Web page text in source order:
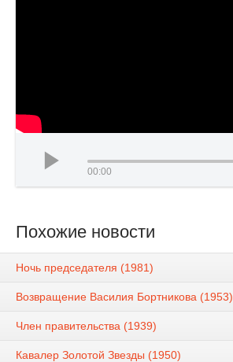
00:00
Похожие новости
Ночь председателя (1981)
Возвращение Василия Бортникова (1953)
Член правительства (1939)
Кавалер Золотой Звезды (1950)